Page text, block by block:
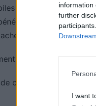
information
further
I want
sont proposés à la
d’une offre de
obtenir un crédit
comparer et choisir